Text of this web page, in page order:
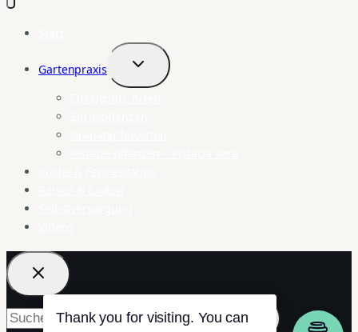
Gartenpraxis
Untermenü
umschalten
Suchen
Thank you for visiting. You can